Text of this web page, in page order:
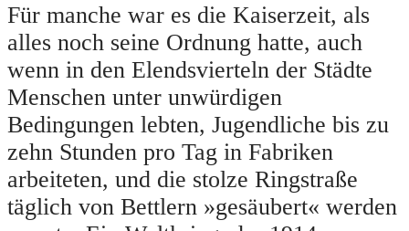
Für manche war es die Kaiserzeit, als
alles noch seine Ordnung hatte, auch
wenn in den Elendsvierteln der Städte
Menschen unter unwürdigen
Bedingungen lebten, Jugendliche bis zu
zehn Stunden pro Tag in Fabriken
arbeiteten, und die stolze Ringstraße
täglich von Bettlern »gesäubert« werden